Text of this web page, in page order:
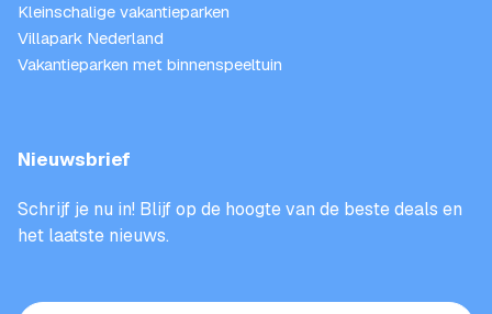
Kleinschalige vakantieparken
Villapark Nederland
Vakantieparken met binnenspeeltuin
Nieuwsbrief
Schrijf je nu in! Blijf op de hoogte van de beste deals en
het laatste nieuws.